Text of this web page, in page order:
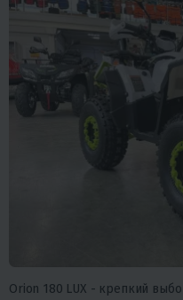
Orion 180 LUX - крепкий